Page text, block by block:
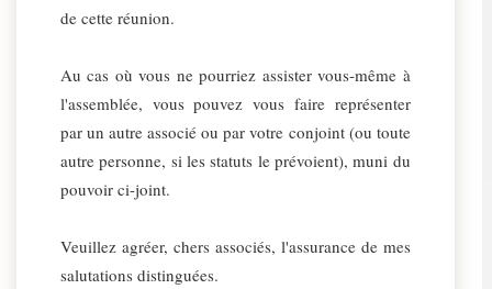
de cette réunion.
Au cas où vous ne pourriez assister vous-même à
l'assemblée, vous pouvez vous faire représenter
par un autre associé ou par votre conjoint (ou toute
autre personne, si les statuts le prévoient), muni du
pouvoir ci-joint.
Veuillez agréer, chers associés, l'assurance de mes
salutations distinguées.